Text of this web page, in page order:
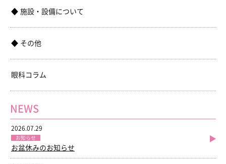
施設・設備について
その他
眼科コラム
NEWS
2026.07.29
お知らせ
お盆休みのお知らせ